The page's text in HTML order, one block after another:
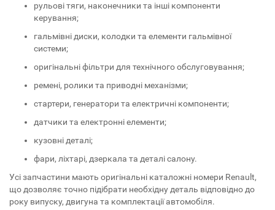
рульові тяги, наконечники та інші компоненти
керування;
гальмівні диски, колодки та елементи гальмівної
системи;
оригінальні фільтри для технічного обслуговування;
ремені, ролики та приводні механізми;
стартери, генератори та електричні компоненти;
датчики та електронні елементи;
кузовні деталі;
фари, ліхтарі, дзеркала та деталі салону.
Усі запчастини мають оригінальні каталожні номери Renault,
що дозволяє точно підібрати необхідну деталь відповідно до
року випуску, двигуна та комплектації автомобіля.